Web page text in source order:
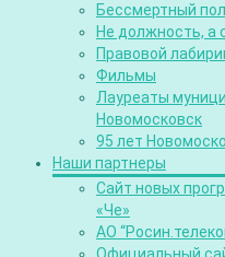
Бессмертный
Не должность, а
Правовой
Фильмы
Лауреаты
Новомосковск
95 лет
Наши партнеры
Сайт новых
«Че»
АО